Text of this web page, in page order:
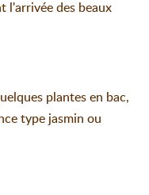
l'arrivée des beaux
plantes en bac,
type jasmin ou